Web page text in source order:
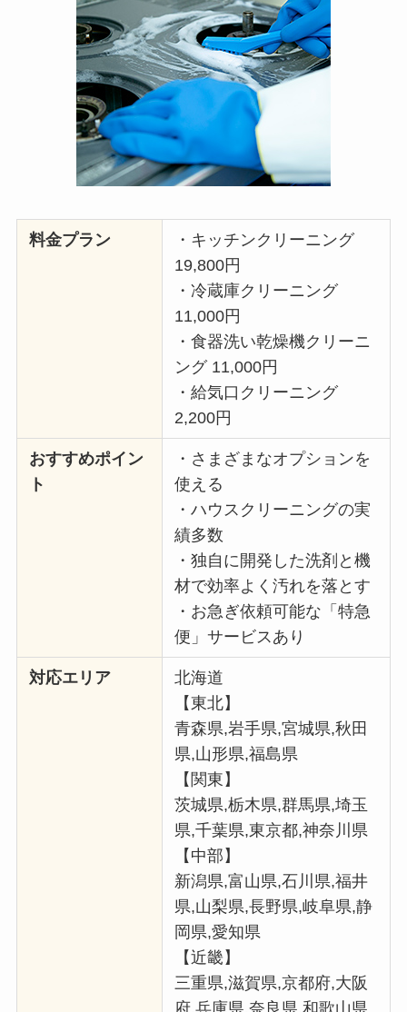
料金プラン
・キッチンクリーニング
19,800円
・冷蔵庫クリーニング
11,000円
・食器洗い乾燥機クリーニ
ング 11,000円
・給気口クリーニング
2,200円
おすすめポイン
ト
・さまざまなオプションを
使える
・ハウスクリーニングの実
績多数
・独自に開発した洗剤と機
材で効率よく汚れを落とす
・お急ぎ依頼可能な「特急
便」サービスあり
対応エリア
北海道
【東北】
青森県,岩手県,宮城県,秋田
県,山形県,福島県
【関東】
茨城県,栃木県,群馬県,埼玉
県,千葉県,東京都,神奈川県
【中部】
新潟県,富山県,石川県,福井
県,山梨県,長野県,岐阜県,静
岡県,愛知県
【近畿】
三重県,滋賀県,京都府,大阪